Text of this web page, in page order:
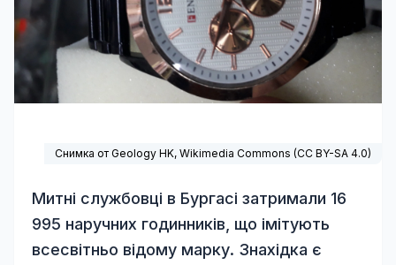
Снимка от Geology HK, Wikimedia Commons (CC BY-SA 4.0)
Митні службовці в Бургасі затримали 16
995 наручних годинників, що імітують
всесвітньо відому марку. Знахідка є